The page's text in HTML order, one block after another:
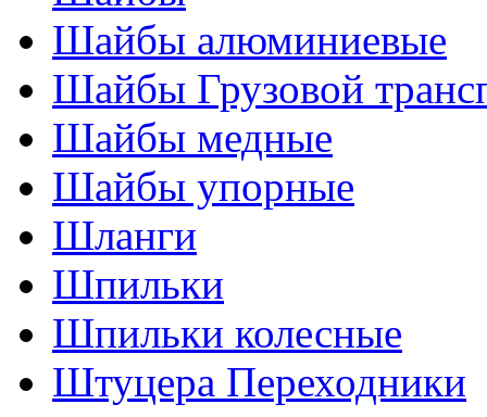
Шайбы алюминиевые
Шайбы Грузовой
Шайбы медные
Шайбы упорные
Шланги
Шпильки
Шпильки колесные
Штуцера Переходники